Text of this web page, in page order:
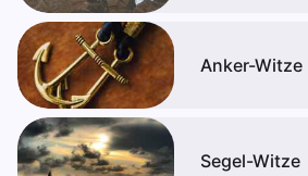
Anker-Witze
Segel-Witze